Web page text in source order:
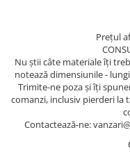
Prețul
Nu știi câte materiale îți
notează dimensiunile -
Trimite-ne poza și îți
comanzi, inclusiv pierderi la
Contactează-ne: